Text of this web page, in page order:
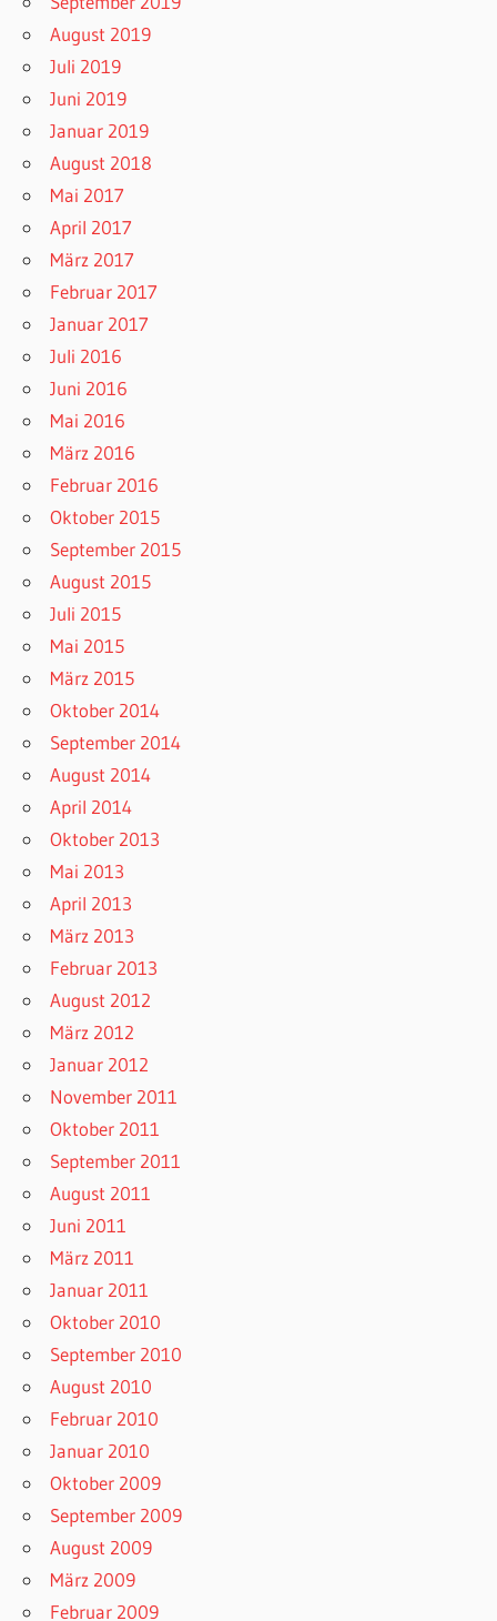
August 2019
Juli 2019
Juni 2019
Januar 2019
August 2018
Mai 2017
April 2017
März 2017
Februar 2017
Januar 2017
Juli 2016
Juni 2016
Mai 2016
März 2016
Februar 2016
Oktober 2015
September 2015
August 2015
Juli 2015
Mai 2015
März 2015
Oktober 2014
September 2014
August 2014
April 2014
Oktober 2013
Mai 2013
April 2013
März 2013
Februar 2013
August 2012
März 2012
Januar 2012
November 2011
Oktober 2011
September 2011
August 2011
Juni 2011
März 2011
Januar 2011
Oktober 2010
September 2010
August 2010
Februar 2010
Januar 2010
Oktober 2009
September 2009
August 2009
März 2009
Februar 2009